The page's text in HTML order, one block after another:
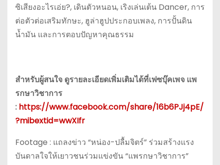
ซิเสียงอะไรเอ่ย?, เดินตัวหนอน, เริงเล่นเต้น Dancer, การ
ต่อตัวต่อเสริมทักษะ, ฮูล่าฮูปประกอบเพลง, การปั้นดิน
น้ำมัน และการตอบปัญหาคุณธรรม
สำหรับผู้สนใจ ดูรายละเอียดเพิ่มเติมได้ที่เฟซบุ๊คเพจ แพ
รกษาวิชาการ
: https://www.facebook.com/share/16b6PJj4pE/
?mibextid=wwXIfr
Footage : แถลงข่าว “หน่อง-ปลื้มจิตร์” ร่วมสร้างแรง
บันดาลใจให้เยาวชนร่วมแข่งขัน “แพรกษาวิชาการ”